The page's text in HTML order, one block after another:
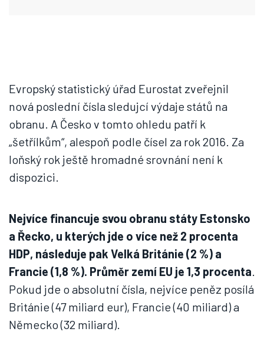
Evropský statistický úřad Eurostat zveřejnil
nová poslední čísla sledujcí výdaje států na
obranu. A Česko v tomto ohledu patří k
„šetřílkům“, alespoň podle čísel za rok 2016. Za
loňský rok ještě hromadné srovnání není k
dispozici.
Nejvíce financuje svou obranu státy Estonsko
a Řecko, u kterých jde o více než 2 procenta
HDP, následuje pak Velká Británie (2 %) a
Francie (1,8 %). Průměr zemí EU je 1,3 procenta.
Pokud jde o absolutní čísla, nejvíce peněz posílá
Británie (47 miliard eur), Francie (40 miliard) a
Německo (32 miliard).